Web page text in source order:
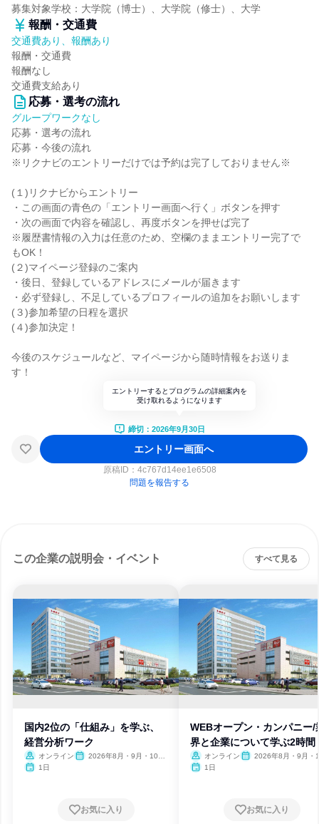
募集対象学校：大学院（博士）、大学院（修士）、大学
報酬・交通費
交通費あり、報酬あり
報酬・交通費
報酬なし
交通費支給あり
応募・選考の流れ
グループワークなし
応募・選考の流れ
応募・今後の流れ
※リクナビのエントリーだけでは予約は完了しておりません※
(１)リクナビからエントリー
・この画面の青色の「エントリー画面へ行く」ボタンを押す
・次の画面で内容を確認し、再度ボタンを押せば完了
※履歴書情報の入力は任意のため、空欄のままエントリー完了で
もOK！
(２)マイページ登録のご案内
・後日、登録しているアドレスにメールが届きます
・必ず登録し、不足しているプロフィールの追加をお願いします
(３)参加希望の日程を選択
(４)参加決定！
今後のスケジュールなど、マイページから随時情報をお送りま
す！
エントリーするとプログラムの詳細案内を
受け取れるようになります
締切：2026年9月30日
エントリー画面へ
原稿ID： 4c767d14ee1e6508
問題を報告する
この企業の説明会・イベント すべて見る
国内2位の「仕組み」を学ぶ、
経営分析ワーク
オンライン
2026年8月・9月・10
1日
お気に入り
WEBオープン・カンパニー/
界と企業について学ぶ2時間
オンライン
2026年8月・9月・
1日
お気に入り